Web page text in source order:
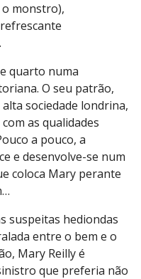
o monstro),
quarto numa
O seu patrão,
sociedade londrina,
as qualidades
a pouco, a
e desenvolve-se num
coloca Mary perante
suspeitas hediondas
entre o bem e o
Mary Reilly é
que preferia não